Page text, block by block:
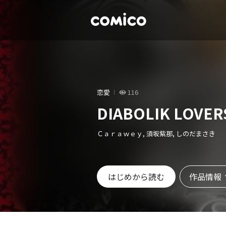
恋愛 116
DIABOLIK
Ｃａｒａｗｅｙ, 須坂紫那, しのだまさき
はじめから読む 作品情報